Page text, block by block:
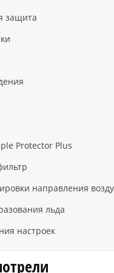
защита
Protector Plus
направления
льда
настроек